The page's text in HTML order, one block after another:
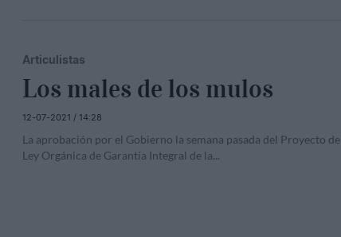
Articulistas
Los males de los mulos
12-07-2021 / 14:28
La aprobación por el Gobierno la semana pasada del Proyecto de
Ley Orgánica de Garantía Integral de la...